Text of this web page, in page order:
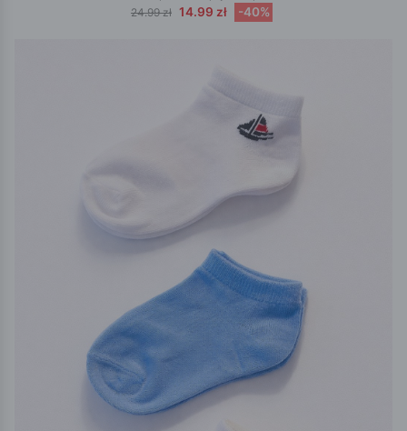
24.99 zł 14.99 zł -40%